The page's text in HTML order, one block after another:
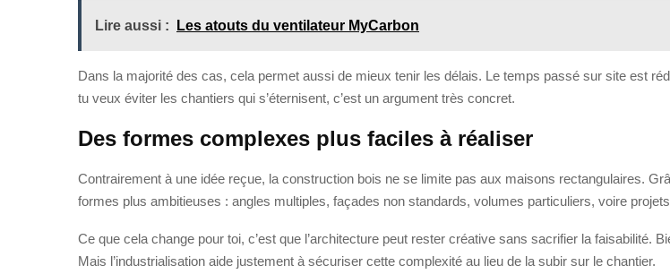
Lire aussi : Les atouts du ventilateur MyCarbon
Dans la majorité des cas, cela permet aussi de mieux tenir les délais. Le temps passé sur site est
tu veux éviter les chantiers qui s’éternisent, c’est un argument très concret.
Des formes complexes plus faciles à réaliser
Contrairement à une idée reçue, la construction bois ne se limite pas aux maisons rectangulaires.
formes plus ambitieuses : angles multiples, façades non standards, volumes particuliers, voire
Ce que cela change pour toi, c’est que l’architecture peut rester créative sans sacrifier la faisabilité.
Mais l’industrialisation aide justement à sécuriser cette complexité au lieu de la subir sur le chantier.